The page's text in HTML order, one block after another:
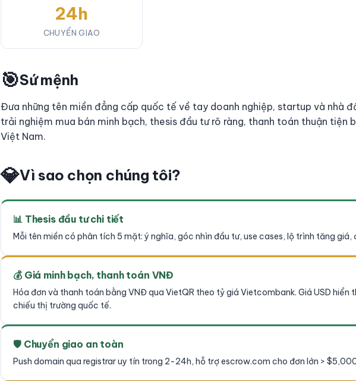
24h
CHUYỂN GIAO
🎯Sứ mệnh
Đưa những tên miền đẳng cấp quốc tế về tay doanh nghiệp, startup và nhà
trải nghiệm mua bán minh bạch, thesis đầu tư rõ ràng, thanh toán thuận tiện
Việt Nam.
💎Vì sao chọn chúng tôi?
📊 Thesis đầu tư chi tiết
Mỗi tên miền có phân tích 5 mặt: ý nghĩa, góc nhìn đầu tư, use cases, lộ trình tăng giá,
💰 Giá minh bạch, thanh toán VNĐ
Hóa đơn và thanh toán bằng VNĐ qua VietQR theo tỷ giá Vietcombank. Giá USD hiển
chiếu thị trường quốc tế.
🛡 Chuyển giao an toàn
Push domain qua registrar uy tín trong 2-24h, hỗ trợ escrow.com cho đơn lớn >